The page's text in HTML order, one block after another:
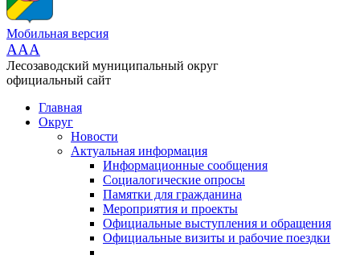
Мобильная версия
AAA
Лесозаводский муниципальный округ
официальный сайт
Главная
Округ
Новости
Актуальная информация
Информационные сообщения
Социалогические опросы
Памятки для гражданина
Мероприятия и проекты
Официальные выступления и обращения
Официальные визиты и рабочие поездки